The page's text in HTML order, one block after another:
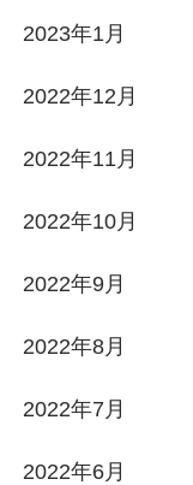
2023年1月
2022年12月
2022年11月
2022年10月
2022年9月
2022年8月
2022年7月
2022年6月